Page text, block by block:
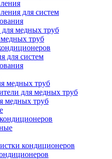
для систем
для медных труб
труб
для систем
медных труб
для медных труб
медных труб
кондиционеров